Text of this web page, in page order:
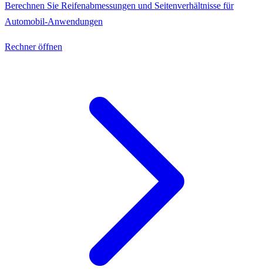
Berechnen Sie Reifenabmessungen und Seitenverhältnisse für
Automobil-Anwendungen
Rechner öffnen